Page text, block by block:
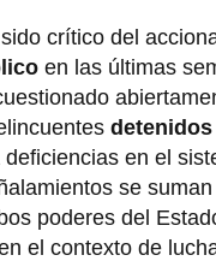
crítico del
en las últimas
en el
se
poderes del
el contexto de